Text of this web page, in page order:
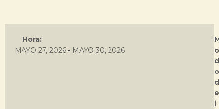
Hora:
MAYO 27, 2026 - MAYO 30, 2026
o
d
o
d
e
i